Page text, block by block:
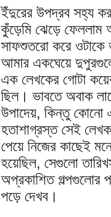
ইঁদুরের উপদ্রব সহ্য
কুঁড়েমি ঝেড়ে ফেললাম
সাফশুতরো করে
আমার একঘেয়ে
এক লেখকের গোটা
ছিল। ভাবতে অবাক
উপাদেয়, কিন্তু কোনো
হতাশাগ্রস্ত সেই
পেয়ে নিজের কাছেই
হয়েছিল, সেগুলো
অপ্রকাশিত গল্পগুলোর
পড়ে দেখব।